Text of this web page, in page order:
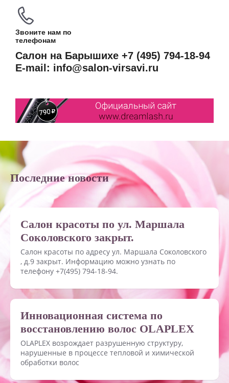
Звоните нам по
телефонам
Салон на Барышихе +7 (495) 794-18-94
E-mail: info@salon-virsavi.ru
Последние новости
Салон красоты по ул. Маршала
Соколовского закрыт.
Салон красоты по адресу ул. Маршала Соколовского
, д.9 закрыт. Информацию можно узнать по
телефону +7(495) 794-18-94.
Инновационная система по
восстановлению волос OLAPLEX
OLAPLEX возрождает разрушенную структуру,
нарушенные в процессе тепловой и химической
обработки волос